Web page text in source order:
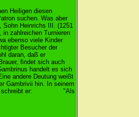
Heiligen diesen
suchen. Was aber
Sohn Heinrichs III. (1251
in zahlreichen Turnieren
ebenso viele Kinder
Besucher der
daran, daß er
findet sich auch
handelt es sich
andere Deutung weißt
Gambrivii hin. In seinem
schreibt er: "Als
hat."